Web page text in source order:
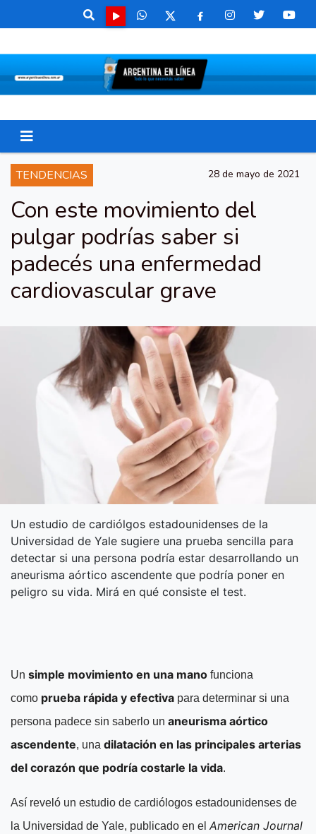
TENDENCIAS 28 de mayo de 2021
Con este movimiento del
pulgar podrías saber si
padecés una enfermedad
cardiovascular grave
Un estudio de cardiólgos estadounidenses de la
Universidad de Yale sugiere una prueba sencilla para
detectar si una persona podría estar desarrollando un
aneurisma aórtico ascendente que podría poner en
peligro su vida. Mirá en qué consiste el test.
Un simple movimiento en una mano funciona
como prueba rápida y efectiva para determinar si una
persona padece sin saberlo un aneurisma aórtico
ascendente, una dilatación en las principales arterias
del corazón que podría costarle la vida.
Así reveló un estudio de cardiólogos estadounidenses de
la Universidad de Yale, publicado en el American Journal